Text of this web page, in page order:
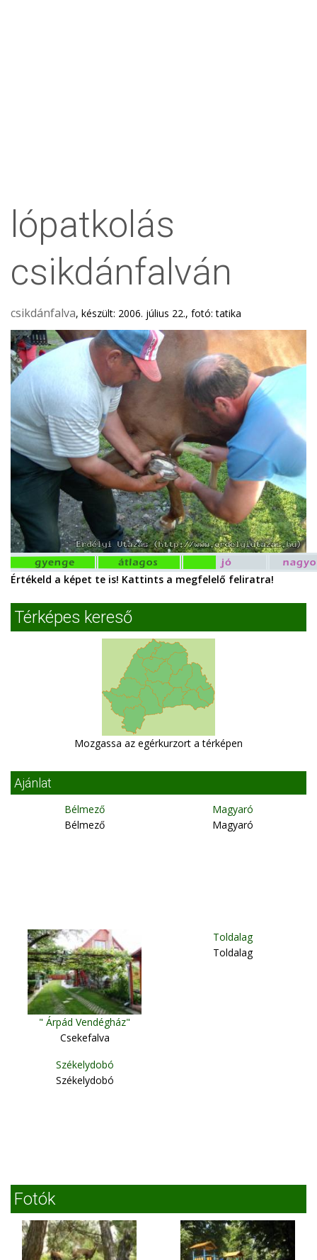
lópatkolás
csikdánfalván
csikdánfalva, készült: 2006. július 22., fotó: tatika
Értékeld a képet te is! Kattints a megfelelő feliratra!
Térképes kereső
Mozgassa az egérkurzort a térképen
Ajánlat
Bélmező
Bélmező
Magyaró
Magyaró
" Árpád Vendégház"
Csekefalva
Toldalag
Toldalag
Székelydobó
Székelydobó
Fotók